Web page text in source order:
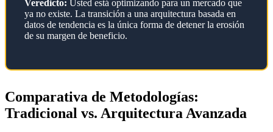
Veredicto: Usted está optimizando para un mercado que
ya no existe. La transición a una arquitectura basada en
datos de tendencia es la única forma de detener la erosión
de su margen de beneficio.
Comparativa de Metodologías:
Tradicional vs. Arquitectura Avanzada